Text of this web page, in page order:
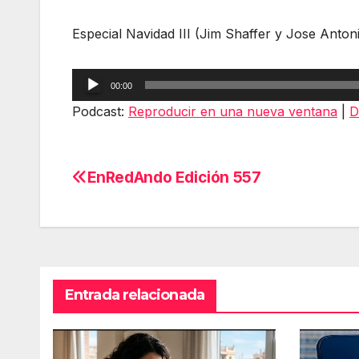
Especial Navidad III (Jim Shaffer y Jose
Reproductor
de
00:00
Podcast: Reproducir en una nueva ventana
Navegación
EnRedAndo Edición 557
Entrada relacionada